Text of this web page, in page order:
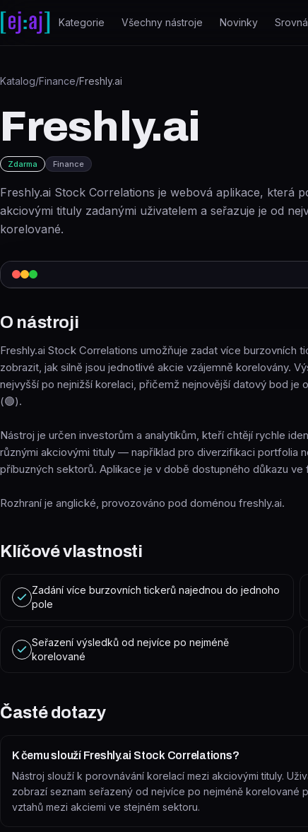
Přeskočit na obsah
Kategorie Všechny nástroje Novinky
Katalog/Finance/Freshly.ai
Freshly.ai
Zdarma Finance
Freshly.ai Stock Correlations je webová aplikace, která
akciovými tituly zadanými uživatelem a seřazuje je od
korelované.
O nástroji
Freshly.ai Stock Correlations umožňuje zadat více burzovních
zobrazit, jak silně jsou jednotlivé akcie vzájemně korelovány.
nejvyšší po nejnižší korelaci, přičemž nejnovější datový bod je
(🟢).
Nástroj je určen investorům a analytikům, kteří chtějí rychle
různými akciovými tituly — například pro diverzifikaci portfolia
příbuzných sektorů. Aplikace je v době dostupného důkazu ve
Rozhraní je anglické, provozováno pod doménou freshly.ai.
Klíčové vlastnosti
Zadání více burzovních tickerů najednou do jednoho
pole
Seřazení výsledků od nejvíce po nejméně
korelované
Časté dotazy
K čemu slouží Freshly.ai Stock Correlations?
Nástroj slouží k porovnávání korelací mezi akciovými tituly.
zobrazí seznam seřazený od nejvíce po nejméně
vztahů mezi akciemi ve stejném sektoru.